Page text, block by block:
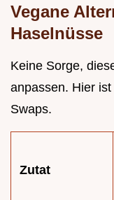
Vegane
Haselnüsse
Keine Sorge,
anpassen. Hier
Swaps.
Zutat